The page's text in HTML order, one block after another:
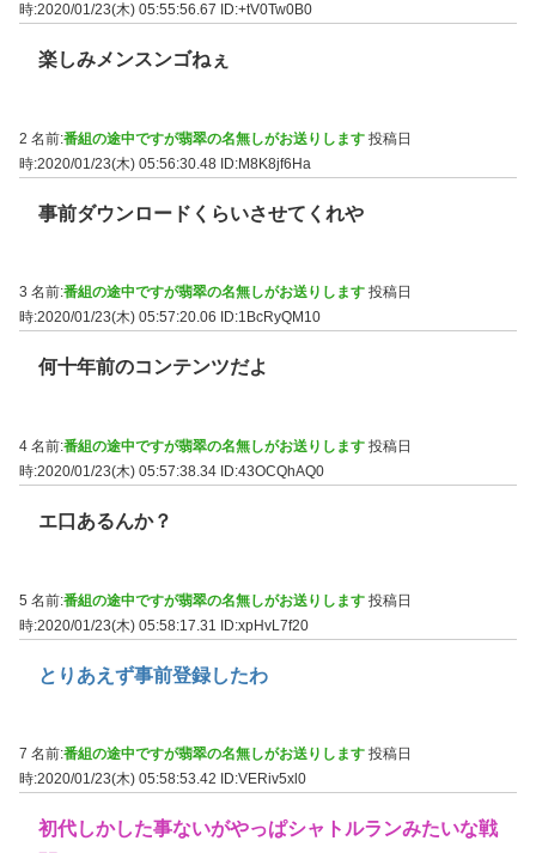
時:2020/01/23(木) 05:55:56.67
ID:+tV0Tw0B0
楽しみメンスンゴねぇ
2 名前:番組の途中ですが翡翠の名無しがお送りします 投稿日
時:2020/01/23(木) 05:56:30.48 ID:M8K8jf6Ha
事前ダウンロードくらいさせてくれや
3 名前:番組の途中ですが翡翠の名無しがお送りします 投稿日
時:2020/01/23(木) 05:57:20.06
ID:1BcRyQM10
何十年前のコンテンツだよ
4 名前:番組の途中ですが翡翠の名無しがお送りします 投稿日
時:2020/01/23(木) 05:57:38.34 ID:43OCQhAQ0
エ口あるんか？
5 名前:番組の途中ですが翡翠の名無しがお送りします 投稿日
時:2020/01/23(木) 05:58:17.31 ID:xpHvL7f20
とりあえず事前登録したわ
7 名前:番組の途中ですが翡翠の名無しがお送りします 投稿日
時:2020/01/23(木) 05:58:53.42
ID:VERiv5xl0
初代しかした事ないがやっぱシャトルランみたいな戦